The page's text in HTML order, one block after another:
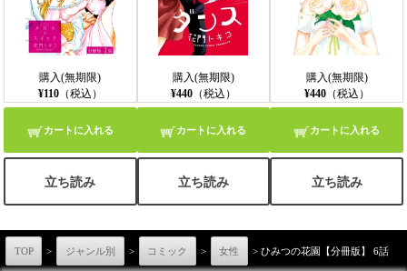
購入(無期限)
¥110（税込）
カートに入れる
立ち読み
購入(無期限)
¥440（税込）
カートに入れる
立ち読み
購入(無期限)
¥440（税込）
カートに入れる
立ち読み
TOP > ジャンル別 > コミック > 女性 > ひみつの花園【分冊版】 6話